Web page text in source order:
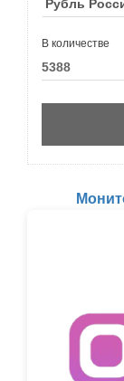
В количестве